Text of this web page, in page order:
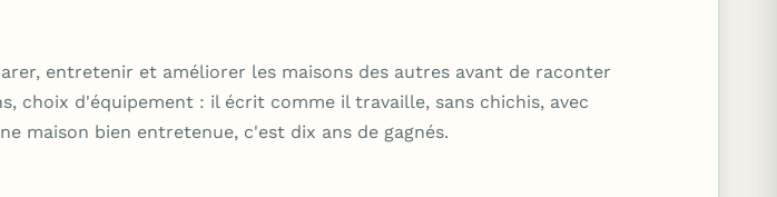
entretenir et améliorer les maisons des autres avant de raconter
choix d'équipement : il écrit comme il travaille, sans chichis, avec
maison bien entretenue, c'est dix ans de gagnés.